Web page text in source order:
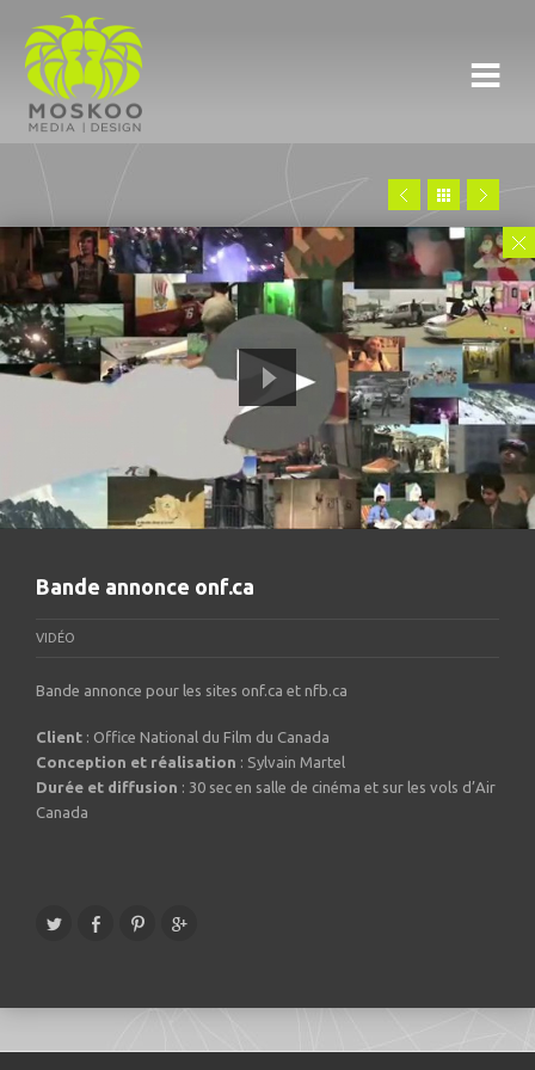
Bande annonce onf.ca
VIDÉO
Bande annonce pour les sites onf.ca et nfb.ca
Client : Office National du Film du Canada
Conception et réalisation : Sylvain Martel
Durée et diffusion : 30 sec en salle de cinéma et sur les vols d’Air
Canada